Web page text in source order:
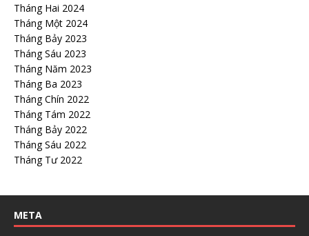
Tháng Hai 2024
Tháng Một 2024
Tháng Bảy 2023
Tháng Sáu 2023
Tháng Năm 2023
Tháng Ba 2023
Tháng Chín 2022
Tháng Tám 2022
Tháng Bảy 2022
Tháng Sáu 2022
Tháng Tư 2022
META